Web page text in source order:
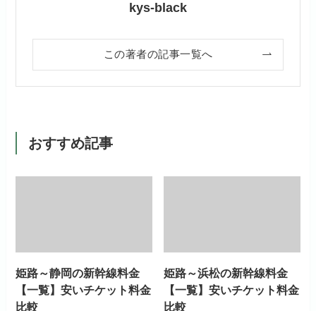
kys-black
この著者の記事一覧へ
おすすめ記事
姫路～静岡の新幹線料金
【一覧】安いチケット料金
比較
姫路～浜松の新幹線料金
【一覧】安いチケット料金
比較